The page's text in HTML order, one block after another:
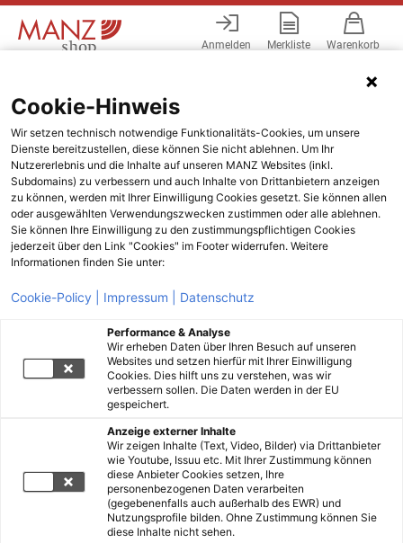
Anmelden Merkliste Warenkorb
Cookie-Hinweis
Wir setzen technisch notwendige Funktionalitäts-Cookies, um unsere
Dienste bereitzustellen, diese können Sie nicht ablehnen. Um Ihr
Nutzererlebnis und die Inhalte auf unseren MANZ Websites (inkl.
Subdomains) zu verbessern und auch Inhalte von Drittanbietern anzeigen
zu können, werden mit Ihrer Einwilligung Cookies gesetzt. Sie können allen
oder ausgewählten Verwendungszwecken zustimmen oder alle ablehnen.
Sie können Ihre Einwilligung zu den zustimmungspflichtigen Cookies
jederzeit über den Link "Cookies" im Footer widerrufen. Weitere
Informationen finden Sie unter:
Cookie-Policy | Impressum | Datenschutz
Performance & Analyse
Wir erheben Daten über Ihren Besuch auf unseren
Websites und setzen hierfür mit Ihrer Einwilligung
Cookies. Dies hilft uns zu verstehen, was wir
verbessern sollen. Die Daten werden in der EU
gespeichert.
Anzeige externer Inhalte
Wir zeigen Inhalte (Text, Video, Bilder) via Drittanbieter
wie Youtube, Issuu etc. Mit Ihrer Zustimmung können
diese Anbieter Cookies setzen, Ihre
personenbezogenen Daten verarbeiten
(gegebenenfalls auch außerhalb des EWR) und
Nutzungsprofile bilden. Ohne Zustimmung können Sie
diese Inhalte nicht sehen.